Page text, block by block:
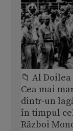
📁 Al
Cea mai
dintr-un
în timpul
Război